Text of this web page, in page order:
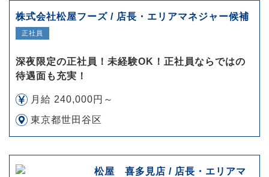
株式会社松屋フーズ / 店長・エリアマネジャー候補
正社員
深夜限定の正社員！未経験OK！正社員ならではの
待遇面も充実！
月給 240,000円～
東京都世田谷区
松屋 喜多見店 / 店長・エリアマ